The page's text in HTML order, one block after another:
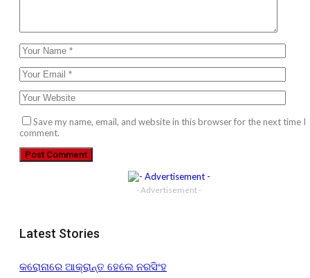
Save my name, email, and website in this browser for the next time I
comment.
- Advertisement -
Latest Stories
କରୋନାରେ ଆକ୍ରାନ୍ତ ହେଲେ ନରସିଂହ